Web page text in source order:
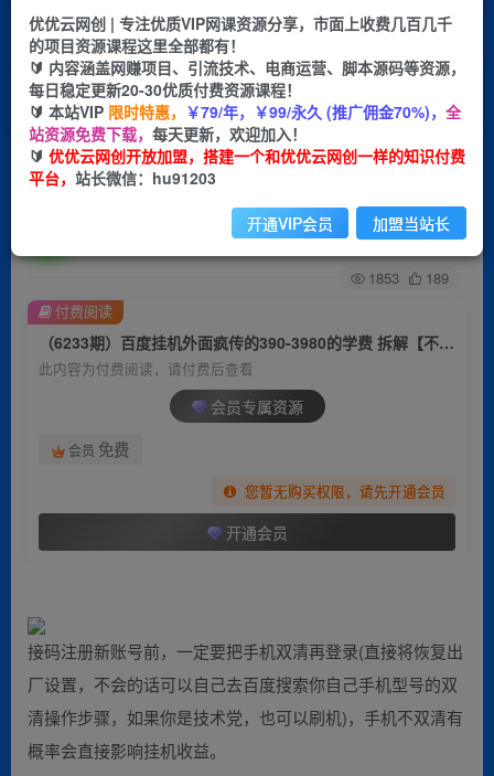
挂机 项目
脚本卡密
APP下载
GO
首页 创业课程 会员专属 正文
（6233期）百度挂机外面疯传的390-3980的学费
拆解【不需要脚本】
关注 私信
1853 189
（6233期）百度挂机外面疯传的390-3980的学费 拆解【不需要脚本】
此内容为付费阅读，请付费后查看
会员专属资源
会员 免费
您暂无购买权限，请先开通会员
开通会员
付费阅读
接码注册新账号前，一定要把手机双清再登录(直接将恢复出
厂设置，不会的话可以自己去百度搜索你自己手机型号的双
清操作步骤，如果你是技术党，也可以刷机)，手机不双清有
概率会直接影响挂机收益。
优优云网创 | 专注优质VIP网课资源分享，市面上收费几百几千
的项目资源课程这里全部都有！
🔰 内容涵盖网赚项目、引流技术、电商运营、脚本源码等资源，
每日稳定更新20-30优质付费资源课程！
🔰 本站VIP 限时特惠， ￥79/年，￥99/永久 (推广佣金70%)， 全
站资源免费下载， 每天更新，欢迎加入！
🔰 优优云网创开放加盟，搭建一个和优优云网创一样的知识付费
平台， 站长微信：hu91203
开通VIP会员 加盟当站长